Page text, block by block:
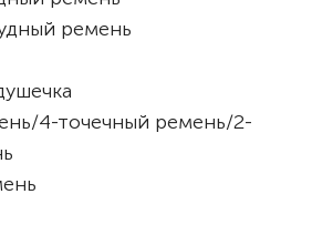
ремень
4-точечный ремень/2-